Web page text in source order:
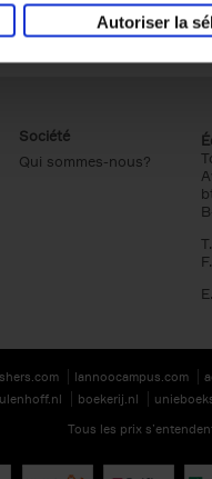
Autoriser la
Société
Qui sommes-nous?
E.
lannoocampus.com
boekerij.nl
Tous les prix